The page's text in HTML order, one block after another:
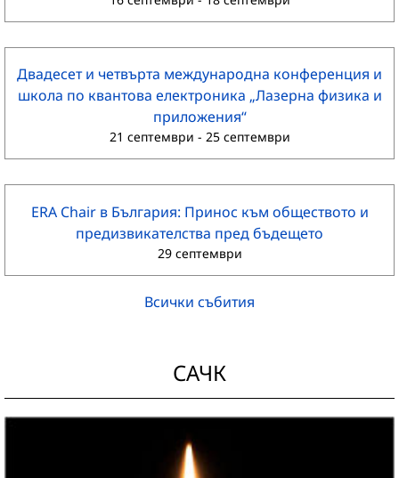
Двадесет и четвърта международна конференция и
школа по квантова електроника „Лазерна физика и
приложения“
21 септември - 25 септември
ERA Chair в България: Принос към обществото и
предизвикателства пред бъдещето
29 септември
Всички събития
САЧК